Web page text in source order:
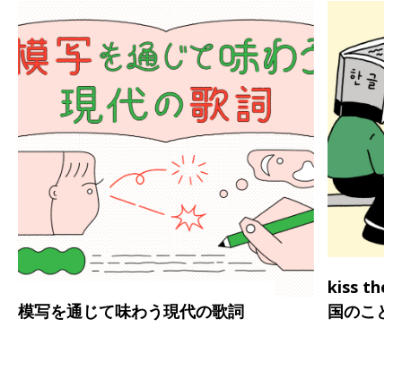
模写を通じて味わう現代の歌詞
kiss the
国のこと